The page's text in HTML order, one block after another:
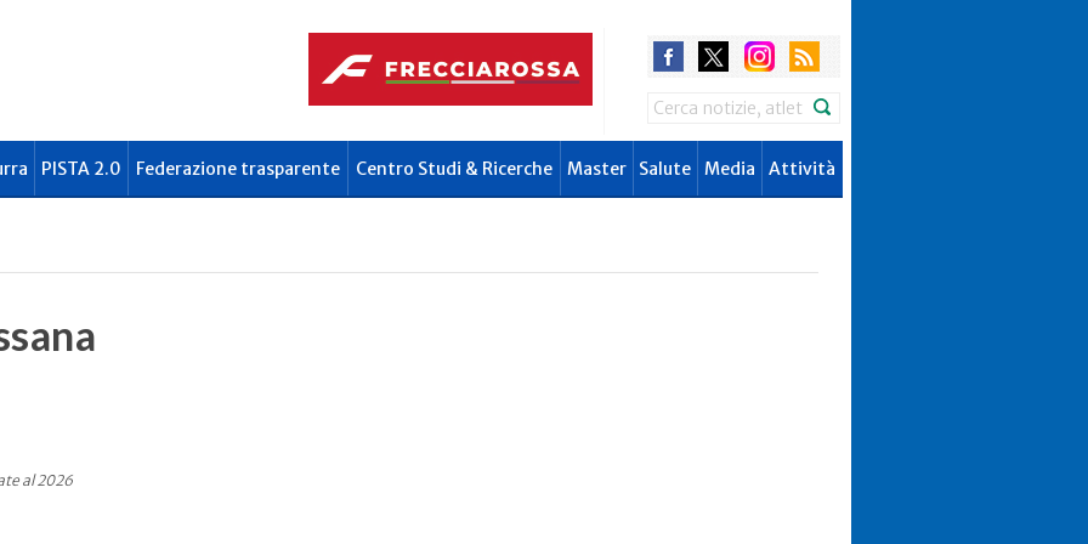
Search
PISTA 2.0 Federazione trasparente Centro Studi & Ricerche Master Salute Media Attività
al 2026